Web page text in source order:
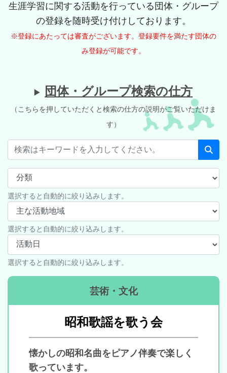
生涯学習に関する活動を行っている団体・グループ
の登録を随時受け付けしております。
※登録にあたっては審査がございます。登録要件を満たす団体の
み登録が可能です。
団体・グループ検索の仕方
（こちらを押していただくと検索の仕方の説明がご覧いただけま
す）
選択すると自動的に絞り込みします。
選択すると自動的に絞り込みします。
選択すると自動的に絞り込みします。
芸術・文化
昭和歌謡を歌う会
懐かしの昭和名曲をピアノ伴奏で楽しく
歌っています。